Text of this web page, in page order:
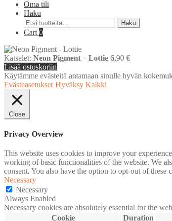
Oma tili
Haku
Etsi:
Haku
Cart 0
Katselet: Neon Pigment – Lottie 6,90 €
Lisää ostoskoriin
Käytämme evästeitä antamaan sinulle hyvän
Evästeasetukset Hyväksy Kaikki
Close
Privacy Overview
This website uses cookies to improve your
working of basic functionalities of the website. We
consent. You also have the option to opt-out of
Necessary
Necessary
Always Enabled
Necessary cookies are absolutely essential for the
Cookie
Duration